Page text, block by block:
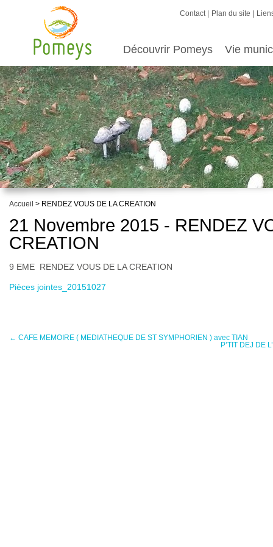
Contact Plan du site
Découvrir Pomeys Vie
Accueil > RENDEZ VOUS DE LA CREATION
21 Novembre 2015 - RENDEZ
CREATION
9 EME RENDEZ VOUS DE LA CREATION
Pièces jointes_20151027
← CAFE MEMOIRE ( MEDIATHEQUE DE ST SYMPHORIEN ) avec TIAN
P’TIT DEJ DE